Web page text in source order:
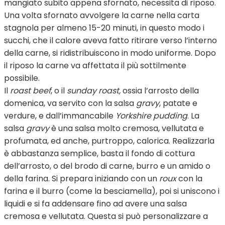
mangiato subito appena sfornato, necessita di riposo.
Una volta sfornato avvolgere la carne nella carta
stagnola per almeno 15-20 minuti, in questo modo i
succhi, che il calore aveva fatto ritirare verso l’interno
della carne, si ridistribuiscono in modo uniforme. Dopo
il riposo la carne va affettata il più sottilmente
possibile.
Il roast beef, o il sunday roast,ossia l’arrosto della
domenica, va servito con la salsa gravy, patate e
verdure, e dall’immancabile Yorkshire pudding. La
salsa gravyè una salsa molto cremosa, vellutata e
profumata, ed anche, purtroppo, calorica. Realizzarla
è abbastanza semplice, basta il fondo di cottura
dell’arrosto, o del brodo di carne, burro e un amido o
della farina. Si prepara iniziando con un rouxcon la
farina e il burro (come la besciamella), poi si uniscono i
liquidi e si fa addensare fino ad avere una salsa
cremosa e vellutata. Questa si può personalizzare a